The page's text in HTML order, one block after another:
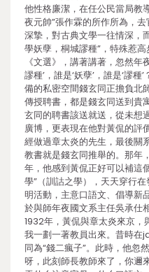
他性格廉潔，在任公民當局教
夜元帥”張作霖的所作所為，
深摯，對古典文學一往情深，
學妖孽，桐城謬種”，特殊惹
《文選》，講著講著，忽然年
謬種’，誰是‘妖孽’，誰是‘謬
備的私密空間錢玄同正擔負北
傳授聘書，都是錢玄同送到貴
玄同的聘書該送就送，從未想
廣博，更表現在他對黃侃的評
經做過章太炎的先生，最後關
教書就是錢玄同推舉的。那年
年，他感到黃侃正好可以補這
學”（訓詁之學），天天穿行
明活動，主意口語文、倡導新
於與師年夜國文系主任吳承仕
1932年，黃侃與章太炎來京
我一劃一著教員出來。昔時
同為“錢二瘋子”。此時，他忽
呀，此刻師長教師來了，你邇